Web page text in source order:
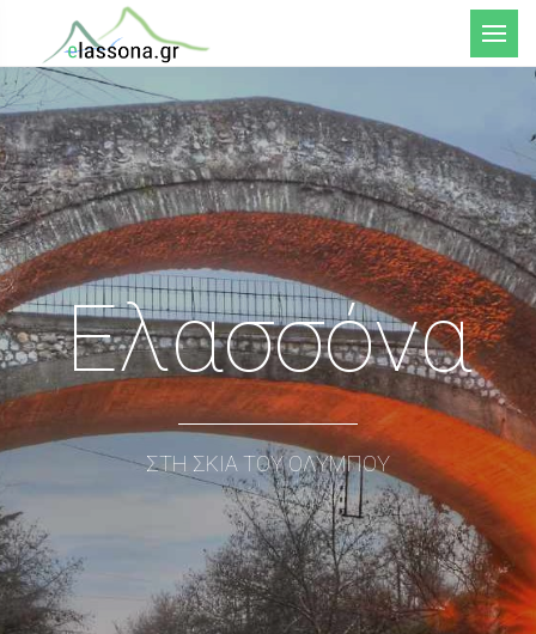
Μενού
Ελασσόνα
ΣΤΗ ΣΚΙΑ ΤΟΥ ΟΛΥΜΠΟΥ